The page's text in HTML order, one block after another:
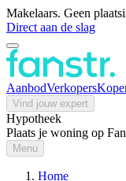
Makelaars. Geen
Direct aan de slag
AanbodVerkopers
Vind jouw expert
Hypotheek
Plaats je woning op
Menu
Home